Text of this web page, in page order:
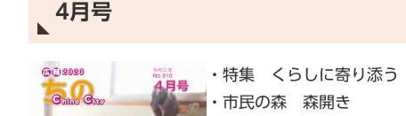
4月号
・特集 くらしに寄り添う
・市民の森 森開き